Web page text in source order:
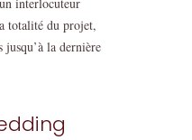
totalité du projet,
jusqu’à la dernière